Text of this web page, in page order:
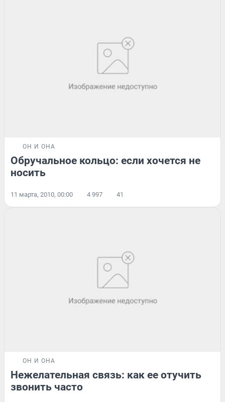
ОН И ОНА
Обручальное кольцо: если хочется не
носить
11 марта, 2010, 00:00 4 997 41
ОН И ОНА
Нежелательная связь: как ее отучить
звонить часто